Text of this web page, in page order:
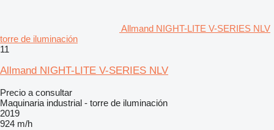
Allmand NIGHT-LITE V-SERIES NLV
torre de iluminación
11
Allmand NIGHT-LITE V-SERIES NLV
Precio a consultar
Maquinaria industrial - torre de iluminación
2019
924 m/h